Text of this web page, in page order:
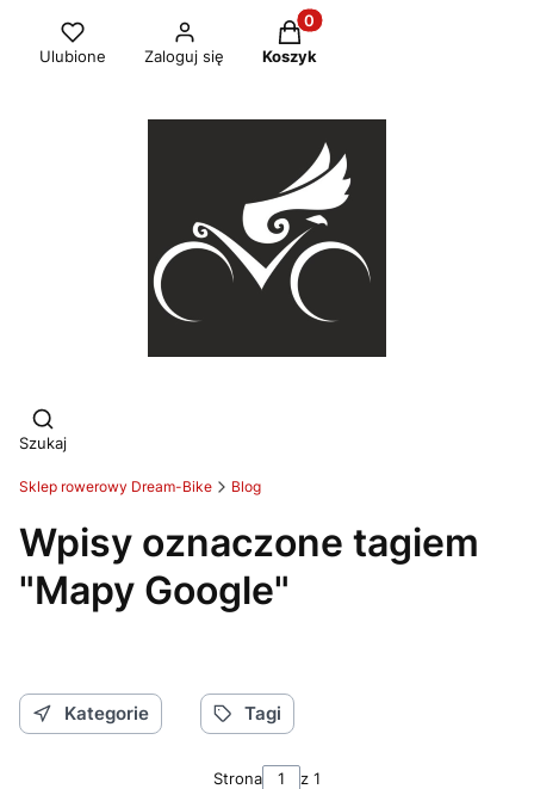
Ulubione Zaloguj się
Produkty w koszyku: 0.
Koszyk
Otwórz wyszukiwarkę
Szukaj
Sklep rowerowy Dream-Bike Blog
Wpisy oznaczone tagiem
"Mapy Google"
Kategorie Tagi
Strona z 1